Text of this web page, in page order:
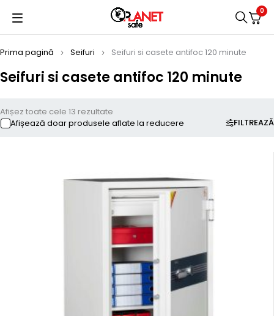
0
Seifuri si casete antifoc 120 minute
Prima pagină Seifuri Seifuri si casete antifoc 120 minute
FILTREAZĂ
Afișez toate cele 13 rezultate
Afișează doar produsele aflate la reducere